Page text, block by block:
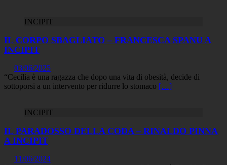
INCIPIT
IL CORPO SBAGLIATO – FRANCESCA SPANU A
INCIPIT
03/06/2025
“Cecilia è una ragazza che dopo una vita di obesità, decide di
sottoporsi a un intervento per ridurre lo stomaco […]
INCIPIT
IL PARADOSSO DELLA CODA – RINALDO PINNA
A INCIPIT
11/06/2024